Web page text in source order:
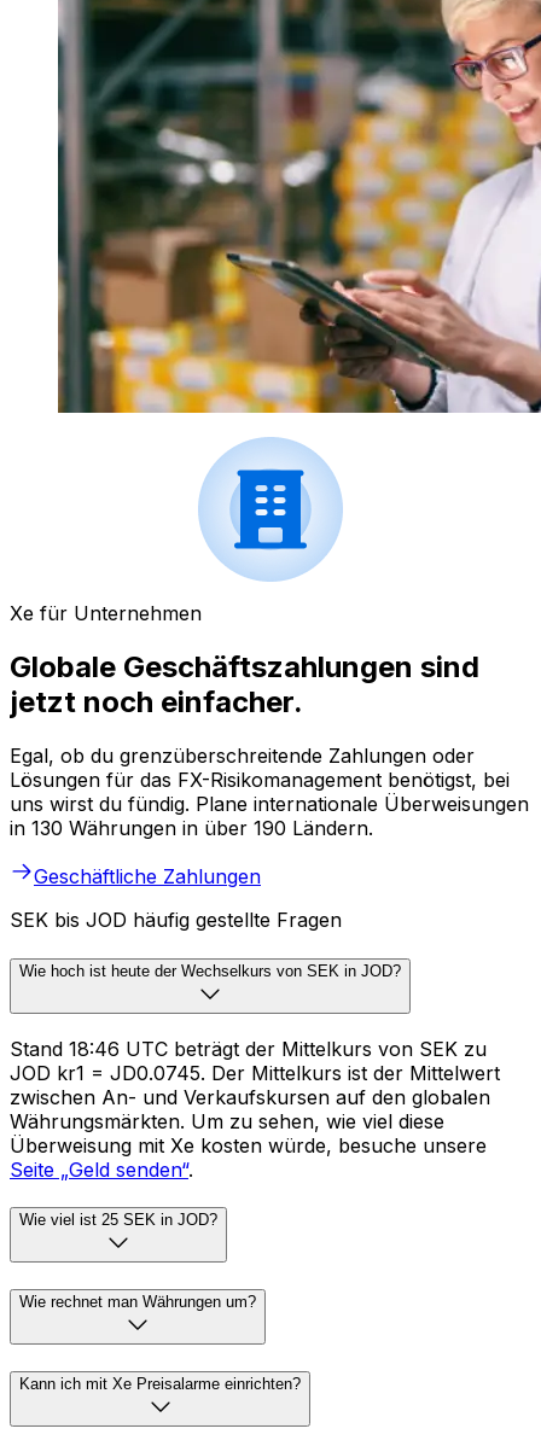
Xe für Unternehmen
Globale Geschäftszahlungen sind
jetzt noch einfacher.
Egal, ob du grenzüberschreitende Zahlungen oder
Lösungen für das FX-Risikomanagement benötigst, bei
uns wirst du fündig. Plane internationale Überweisungen
in 130 Währungen in über 190 Ländern.
Geschäftliche Zahlungen
SEK bis JOD häufig gestellte Fragen
Wie hoch ist heute der Wechselkurs von SEK in JOD?
Stand 18:46 UTC beträgt der Mittelkurs von SEK zu
JOD kr1 = JD0.0745. Der Mittelkurs ist der Mittelwert
zwischen An- und Verkaufskursen auf den globalen
Währungsmärkten. Um zu sehen, wie viel diese
Überweisung mit Xe kosten würde, besuche unsere
Seite „Geld senden“.
Wie viel ist 25 SEK in JOD?
Wie rechnet man Währungen um?
Kann ich mit Xe Preisalarme einrichten?